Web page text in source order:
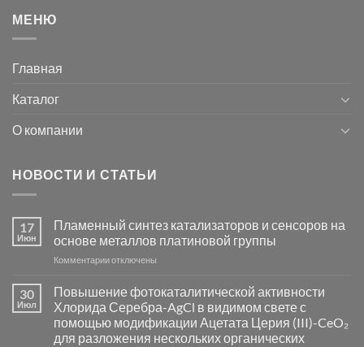
МЕНЮ
Главная
Каталог
О компании
НОВОСТИ И СТАТЬИ
17
Июн
Пламенный синтез катализаторов и сенсоров на
основе металлов платиновой группы
Комментариик
Пламенный
синтез
катализаторов
и
сенсоров
отключены
30
Июл
Повышение фотокаталитической активности
Хлорида Серебра-AgCl в видимом свете с
помощью модификации Ацетата Церия (III)-CeO₂
для разложения нескольких органических